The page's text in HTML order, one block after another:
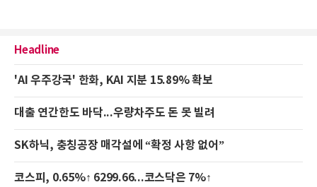
Headline
'AI 우주강국' 한화, KAI 지분 15.89% 확보
대출 연간한도 바닥...우량차주도 돈 못 빌려
SK하닉, 충칭공장 매각설에 “확정 사항 없어”
코스피, 0.65%↑ 6299.66...코스닥은 7%↑